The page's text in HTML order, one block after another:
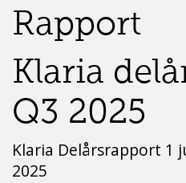
Rapport
Klaria
Q3 2025
Klaria Delårsrapport 1
2025